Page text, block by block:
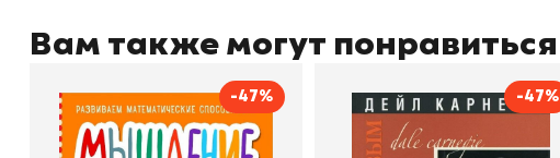
Вам также могут понравиться
-47%
Мышление
-47%
Как стать счастливым